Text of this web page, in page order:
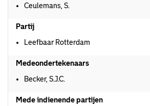
Ceulemans, S.
Partij
Leefbaar Rotterdam
Medeondertekenaars
Becker, S.J.C.
Mede indienende partijen